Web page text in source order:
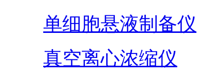
单细胞悬液制备仪
真空离心浓缩仪